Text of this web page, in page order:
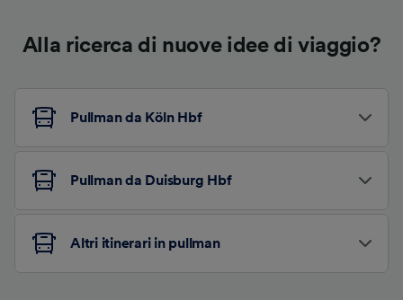
Alla ricerca di nuove idee di viaggio?
Pullman da Köln Hbf
Pullman da Duisburg Hbf
Altri itinerari in pullman